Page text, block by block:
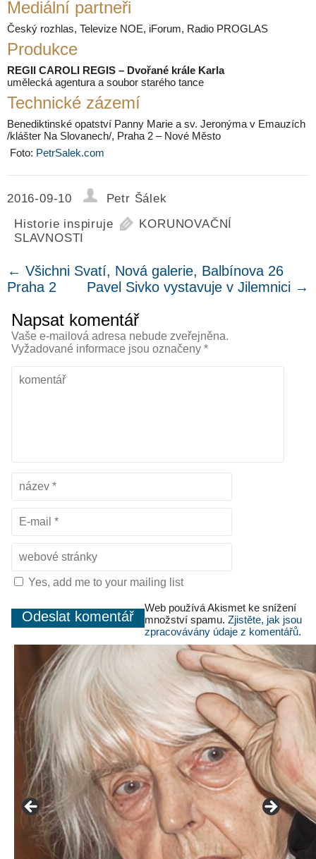
Mediální partneři
Český rozhlas, Televize NOE, iForum, Radio PROGLAS
Produkce
REGII CAROLI REGIS – Dvořané krále Karla
umělecká agentura a soubor starého tance
Technické zázemí
Benediktinské opatství Panny Marie a sv. Jeronýma v Emauzích
/klášter Na Slovanech/, Praha 2 – Nové Město
Foto: PetrSalek.com
2016-09-10
Petr Šálek
Historie inspiruje
KORUNOVAČNÍ
SLAVNOSTI
← Všichni Svatí, Nová galerie, Balbínova 26
Praha 2
Pavel Sivko vystavuje v Jilemnici →
Napsat komentář
Vaše e-mailová adresa nebude zveřejněna.
Vyžadované informace jsou označeny *
Yes, add me to your mailing list
Web používá Akismet ke snížení
množství spamu. Zjistěte, jak jsou
zpracovávány údaje z komentářů.